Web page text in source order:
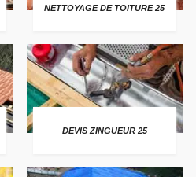
NETTOYAGE DE TOITURE 25
DEVIS ZINGUEUR 25